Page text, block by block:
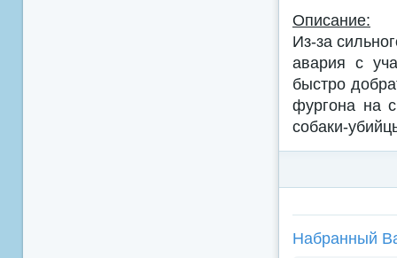
Описание:
Из-за
авария с
быстро
фургона на
собаки-
Набранный